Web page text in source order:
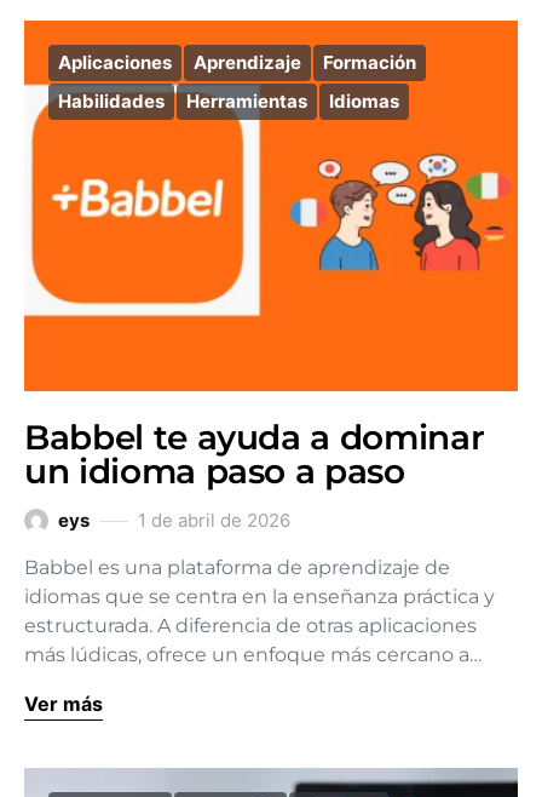
Aplicaciones Aprendizaje
Formación
Habilidades
Herramientas Idiomas
Babbel te ayuda a dominar
un idioma paso a paso
eys 1 de abril de 2026
Babbel es una plataforma de aprendizaje de
idiomas que se centra en la enseñanza práctica y
estructurada. A diferencia de otras aplicaciones
más lúdicas, ofrece un enfoque más cercano a…
Ver más